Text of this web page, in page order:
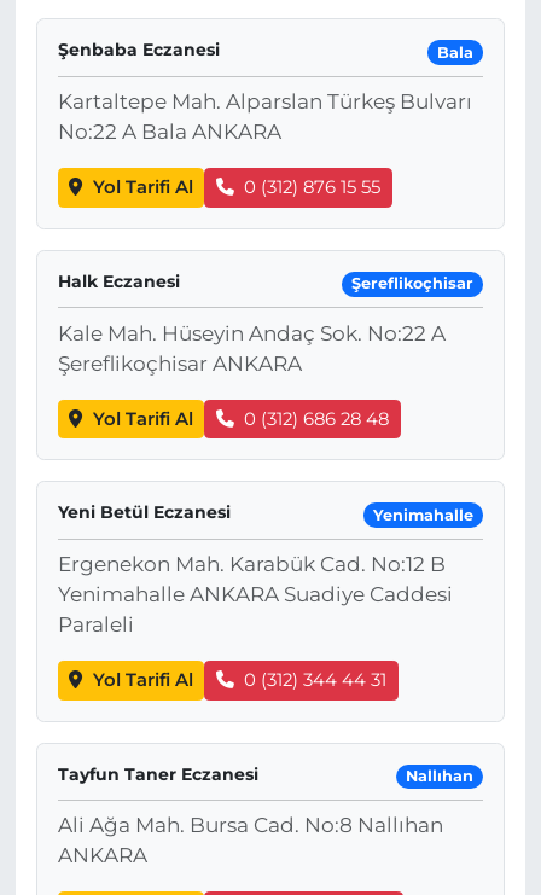
Şenbaba Eczanesi Bala
Kartaltepe Mah. Alparslan Türkeş Bulvarı
No:22 A Bala ANKARA
Yol Tarifi Al 0 (312) 876 15 55
Halk Eczanesi Şereflikoçhisar
Kale Mah. Hüseyin Andaç Sok. No:22 A
Şereflikoçhisar ANKARA
Yol Tarifi Al 0 (312) 686 28 48
Yeni Betül Eczanesi Yenimahalle
Ergenekon Mah. Karabük Cad. No:12 B
Yenimahalle ANKARA Suadiye Caddesi
Paraleli
Yol Tarifi Al 0 (312) 344 44 31
Tayfun Taner Eczanesi Nallıhan
Ali Ağa Mah. Bursa Cad. No:8 Nallıhan
ANKARA